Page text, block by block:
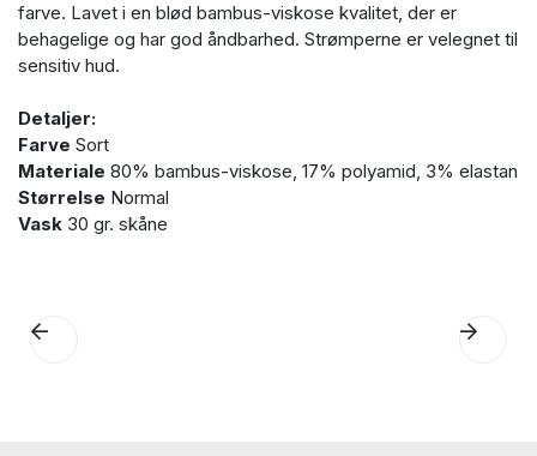
farve. Lavet i en blød bambus-viskose kvalitet, der er
behagelige og har god åndbarhed. Strømperne er velegnet til
sensitiv hud.
Detaljer:
Farve Sort
Materiale 80% bambus-viskose, 17% polyamid, 3% elastan
Størrelse Normal
Vask 30 gr. skåne